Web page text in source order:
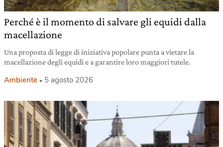
Perché è il momento di salvare gli equidi dalla
macellazione
Una proposta di legge di iniziativa popolare punta a vietare la
macellazione degli equidi e a garantire loro maggiori tutele.
Ambiente 5 agosto 2026